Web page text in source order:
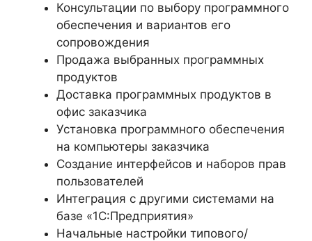
Консультации по выбору программного
обеспечения и вариантов его
сопровождения
Продажа выбранных программных
продуктов
Доставка программных продуктов в
офис заказчика
Установка программного обеспечения
на компьютеры заказчика
Создание интерфейсов и наборов прав
пользователей
Интеграция с другими системами на
базе «1С:Предприятия»
Начальные настройки типового/